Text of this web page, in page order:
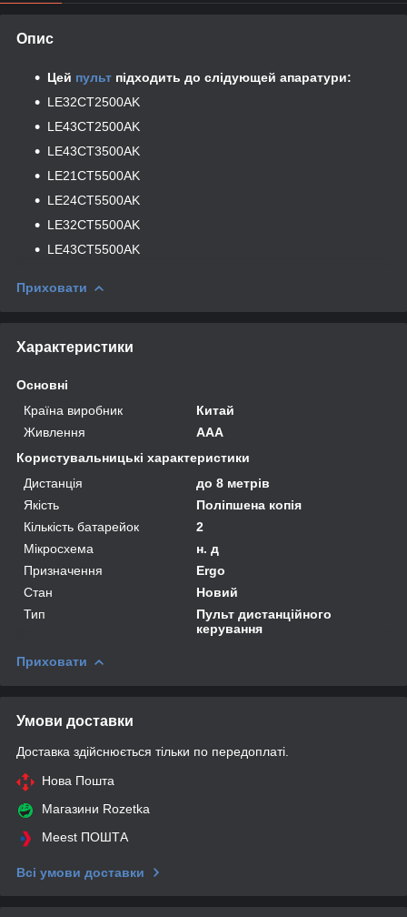
Опис
Цей пульт підходить до слідующей апаратури:
LE32CT2500AK
LE43CT2500AK
LE43CT3500AK
LE21CT5500AK
LE24CT5500AK
LE32CT5500AK
LE43CT5500AK
Приховати
Характеристики
Основні
Країна виробник
Китай
Живлення
AAA
Користувальницькі характеристики
Дистанція
до 8 метрів
Якість
Поліпшена копія
Кількість батарейок
2
Мікросхема
н. д
Призначення
Ergo
Стан
Новий
Тип
Пульт дистанційного
керування
Приховати
Умови доставки
Доставка здійснюється тільки по передоплаті.
Нова Пошта
Магазини Rozetka
Meest ПОШТА
Всі умови доставки